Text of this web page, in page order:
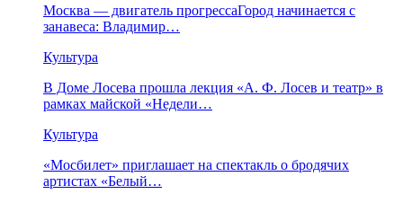
Москва — двигатель прогрессаГород начинается с
занавеса: Владимир…
Культура
В Доме Лосева прошла лекция «А. Ф. Лосев и театр» в
рамках майской «Недели…
Культура
«Мосбилет» приглашает на спектакль о бродячих
артистах «Белый…